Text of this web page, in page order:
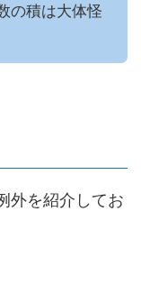
の積は大体怪
外を紹介してお